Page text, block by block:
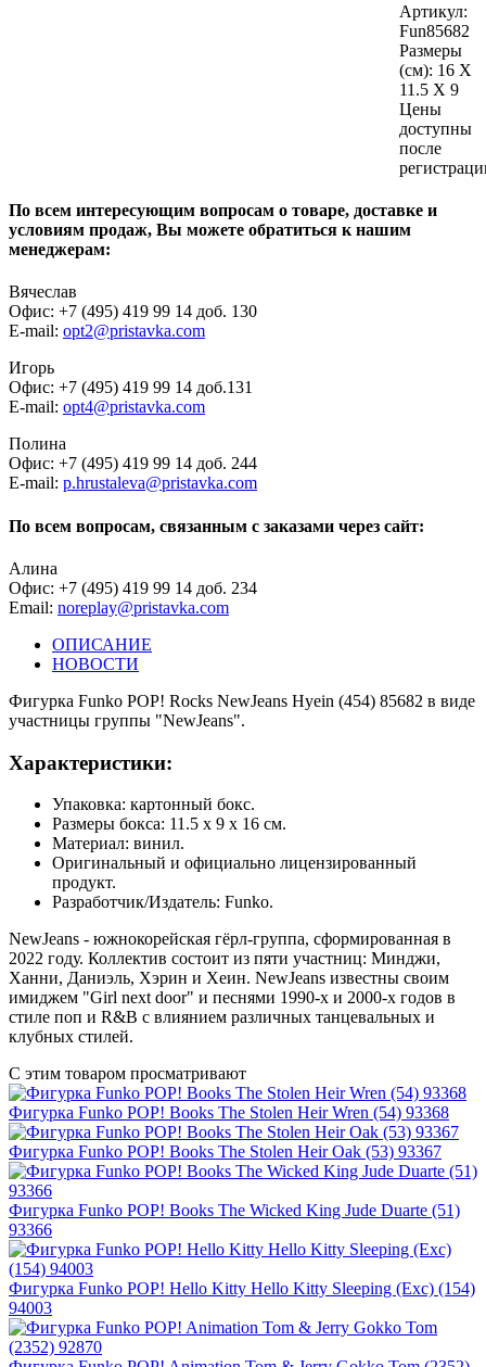
Артикул:
Fun85682
Размеры
(см): 16 X
11.5 X 9
Цены
доступны
после
По всем интересующим вопросам о товаре, доставке и
условиям продаж, Вы можете обратиться к нашим
менеджерам:
Вячеслав
Офис: +7 (495) 419 99 14 доб. 130
E-mail: opt2@pristavka.com
Игорь
Офис: +7 (495) 419 99 14 доб.131
E-mail: opt4@pristavka.com
Полина
Офис: +7 (495) 419 99 14 доб. 244
E-mail: p.hrustaleva@pristavka.com
По всем вопросам, связанным с заказами через сайт:
Алина
Офис: +7 (495) 419 99 14 доб. 234
Email: noreplay@pristavka.com
ОПИСАНИЕ
НОВОСТИ
Фигурка Funko POP! Rocks NewJeans Hyein (454) 85682 в виде
участницы группы "NewJeans".
Характеристики:
Упаковка: картонный бокс.
Размеры бокса: 11.5 х 9 х 16 см.
Материал: винил.
Оригинальный и официально лицензированный
продукт.
Разработчик/Издатель: Funko.
NewJeans - южнокорейская гёрл-группа, сформированная в
2022 году. Коллектив состоит из пяти участниц: Минджи,
Ханни, Даниэль, Хэрин и Хеин. NewJeans известны своим
имиджем "Girl next door" и песнями 1990-х и 2000-х годов в
стиле поп и R&B с влиянием различных танцевальных и
клубных стилей.
С этим товаром просматривают
Фигурка Funko POP! Books The Stolen Heir Wren (54) 93368
Фигурка Funko POP! Books The Stolen Heir Oak (53) 93367
Фигурка Funko POP! Books The Wicked King Jude Duarte (51)
93366
Фигурка Funko POP! Hello Kitty Hello Kitty Sleeping (Exc) (154)
94003